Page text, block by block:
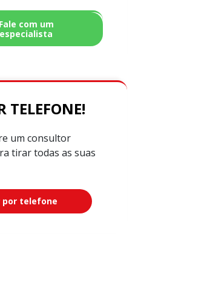
Fale com um
especialista
TELEFONE!
um consultor
tirar todas as suas
por telefone